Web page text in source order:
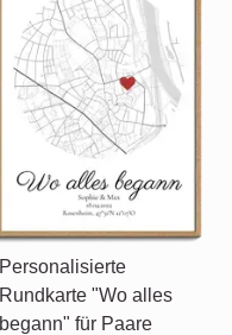
Personalisierte
Rundkarte "Wo alles
begann" für Paare